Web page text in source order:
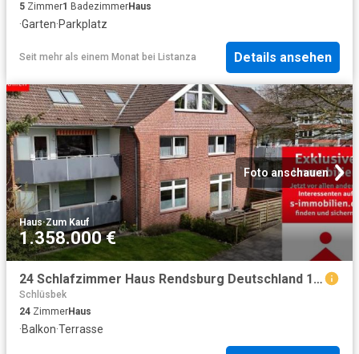
5 Zimmer1 BadezimmerHaus
·Garten·Parkplatz
Seit mehr als einem Monat bei Listanza Details ansehen
Foto anschauen
Haus·Zum Kauf
1.358.000 €
24 Schlafzimmer Haus Rendsburg Deutschland 102885509
Schlüsbek
24 ZimmerHaus
·Balkon·Terrasse